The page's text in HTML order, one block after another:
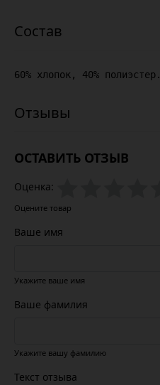
60% хлопок, 40% полиэстер.
ОСТАВИТЬ ОТЗЫВ
Оценка:
Оцените товар
Ваше имя
Укажите ваше имя
Ваше фамилия
Укажите вашу фамилию
Текст отзыва